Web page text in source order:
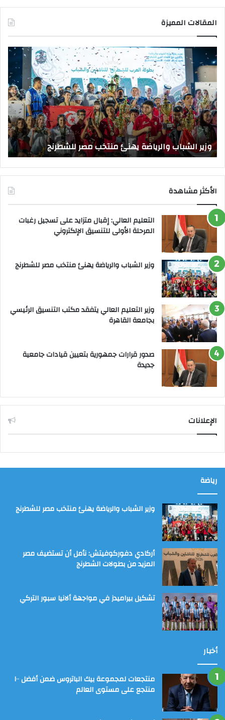
المقالات المميزة
الشباب
والرياضة
يهنئ
منتخب
مصر
للشطرنج
وزير الشباب والرياضة يهنئ منتخب مصر للشطرنج
الأكثر مشاهدة
التعليم العالي: إقبال متزايد على تسجيل رغبات
المرحلة الأولى للتنسيق الإلكتروني
وزير الشباب والرياضة يهنئ منتخب مصر للشطرنج
وزير التعليم العالي يتفقد مكتب التنسيق الرئيسي
بجامعة القاهرة
صدور قرارات جمهورية بتعيين قيادات جامعية
جديدة
الإعلانات
رياضة
وزير الشباب والرياضة يهنئ منتخب مصر للشطرنج
أركادي دفوركوفيتش: نأمل أن تستضيف مصر
المزيد من بطولات الشطرنج
تشكيل بيراميدز في مواجهة ألانيا سبور التركي
أخبار
منتجعات لمجموعة بيك الباتروس ضمن أفضل ١٠٠
منتجع على مستوى العالم